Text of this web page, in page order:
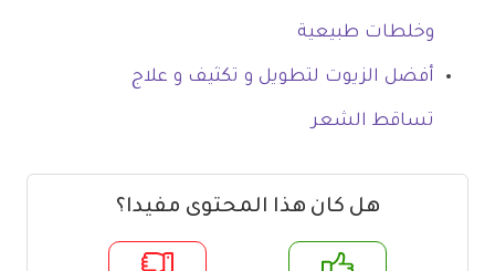
وخلطات طبيعية
أفضل الزيوت لتطويل و تكثيف و علاج
تساقط الشعر
هل كان هذا المحتوى مفيدا؟